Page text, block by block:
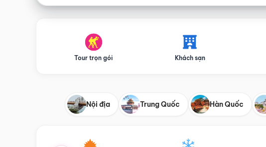
Tour trọn gói Khách sạn
Nội địa Trung Quốc Hàn Quốc